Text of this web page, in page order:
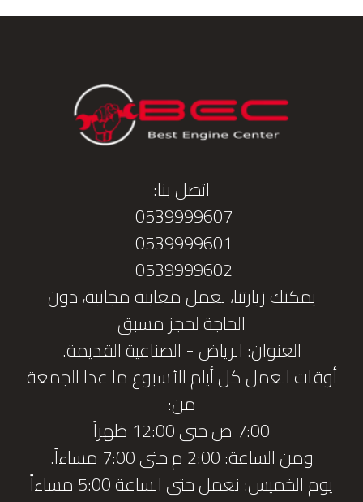
اتصل بنا:
0539999607
0539999601
0539999602
يمكنك زيارتنا، لعمل معاينة مجانية، دون
الحاجة لحجز مسبق
العنوان: الرياض - الصناعية القديمة.
أوقات العمل كل أيام الأسبوع ما عدا الجمعة
من:
7:00 ص حتى 12:00 ظهراً
ومن الساعة: 2:00 م حتى 7:00 مساءاً.
يوم الخميس: نعمل حتى الساعة 5:00 مساءاً